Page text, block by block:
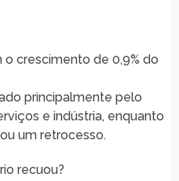
crescimento de 0,9% do
principalmente pelo
e indústria, enquanto
um retrocesso.
recuou?